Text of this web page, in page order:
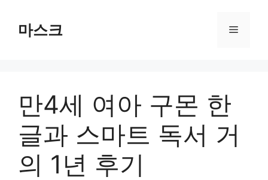
마스크 메
만4세 여아 구몬 한
글과 스마트 독서 거
의 1년 후기